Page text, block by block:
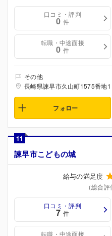
口コミ・評判
0 件
転職・中途面接
0 件
その他
長崎県諫早市久山町1575番地1
フォロー
11
諫早市こどもの城
給与の満足度
（総合
口コミ・評判
7 件
転職・中途面接